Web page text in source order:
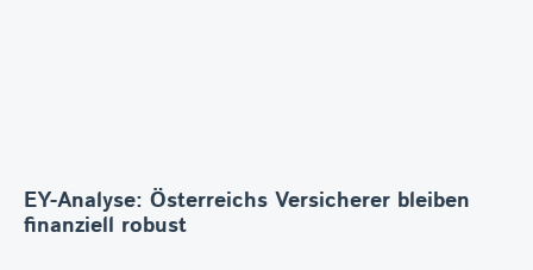
EY-Analyse: Österreichs Versicherer bleiben
finanziell robust